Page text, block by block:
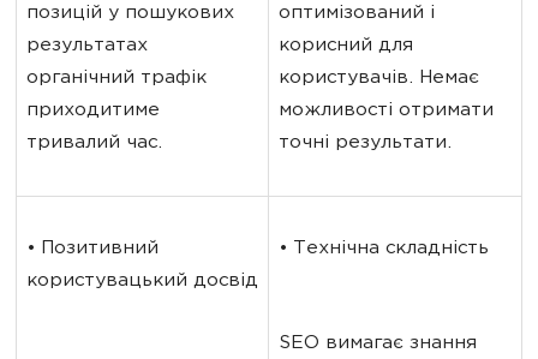
позицій у пошукових
результатах
органічний трафік
приходитиме
тривалий час.
оптимізований і
корисний для
користувачів. Немає
можливості отримати
точні результати.
• Позитивний
користувацький досвід
• Технічна складність
SEO вимагає знання